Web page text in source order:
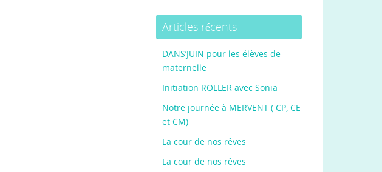
Articles récents
DANS’JUIN pour les élèves de
maternelle
Initiation ROLLER avec Sonia
Notre journée à MERVENT ( CP, CE
et CM)
La cour de nos rêves
La cour de nos rêves